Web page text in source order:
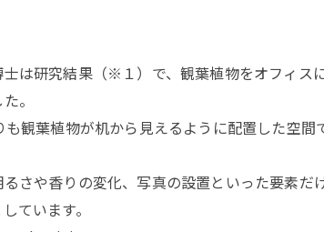
は研究結果（※１）で、観葉植物をオフィス
。
観葉植物が机から見えるように配置した空
さや香りの変化、写真の設置といった要素
ています。